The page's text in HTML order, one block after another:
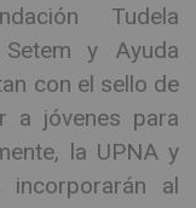
Tudela
y Ayuda
con el sello de
a jóvenes para
la UPNA y
al